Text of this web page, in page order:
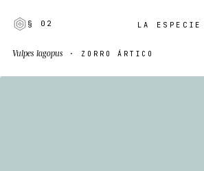
§ 02 LA ESPECIE
Vulpes lagopus · ZORRO ÁRTICO